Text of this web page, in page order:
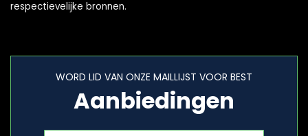
respectievelijke bronnen.
WORD LID VAN ONZE MAILLIJST VOOR BEST
Aanbiedingen